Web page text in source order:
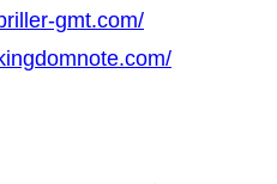
gmt.com/